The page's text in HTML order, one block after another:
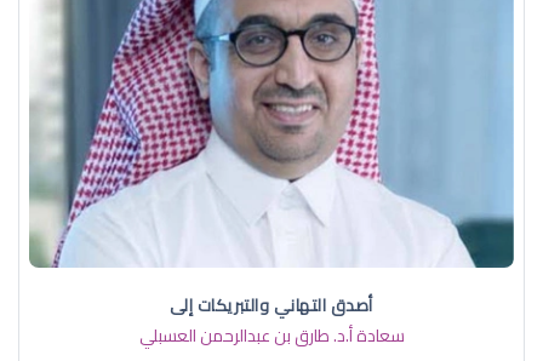
أصدق التهاني والتبريكات إلى
سعادة أ.د. ​طارق بن عبدالرحمن العسبلي